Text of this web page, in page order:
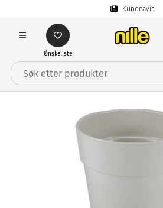
Kundeavis
Ønskeliste